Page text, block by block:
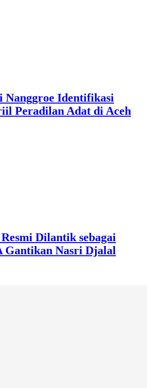
Nanggroe Identifikasi
Peradilan Adat di Aceh
Dilantik sebagai
Gantikan Nasri Djalal